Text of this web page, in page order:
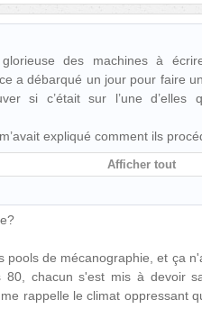
glorieuse des machines à
a débarqué un jour pour faire
si c’était sur l’une d’elles
expliqué comment ils
Afficher tout
pools de mécanographie, et ça
80, chacun s'est mis à devoir
rappelle le climat oppressant